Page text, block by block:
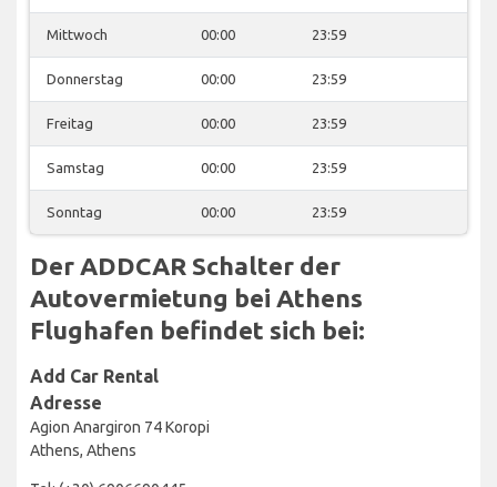
Mittwoch 00:00 23:59
Donnerstag 00:00 23:59
Freitag 00:00 23:59
Samstag 00:00 23:59
Sonntag 00:00 23:59
Der ADDCAR Schalter der
Autovermietung bei Athens
Flughafen befindet sich bei:
Add Car Rental
Adresse
Agion Anargiron 74 Koropi
Athens, Athens